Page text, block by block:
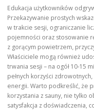
Edukacja użytkowników
Przekazywanie prostych
w trakcie sesji, ograniczanie
pojemności oraz stosowanie
z gorącym powietrzem,
Właściciele mogą również
trwania sesji – na ogół 10‑15
pełnych korzyści
energii. Warto podkreślić, że
korzystania z sauny, nie tylko
satysfakcja z doświadczenia,